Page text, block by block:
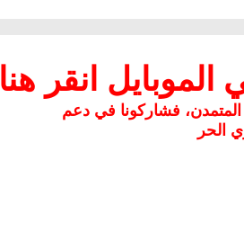
انقر هنا
المتمدن، فشاركونا في دعم
الحر